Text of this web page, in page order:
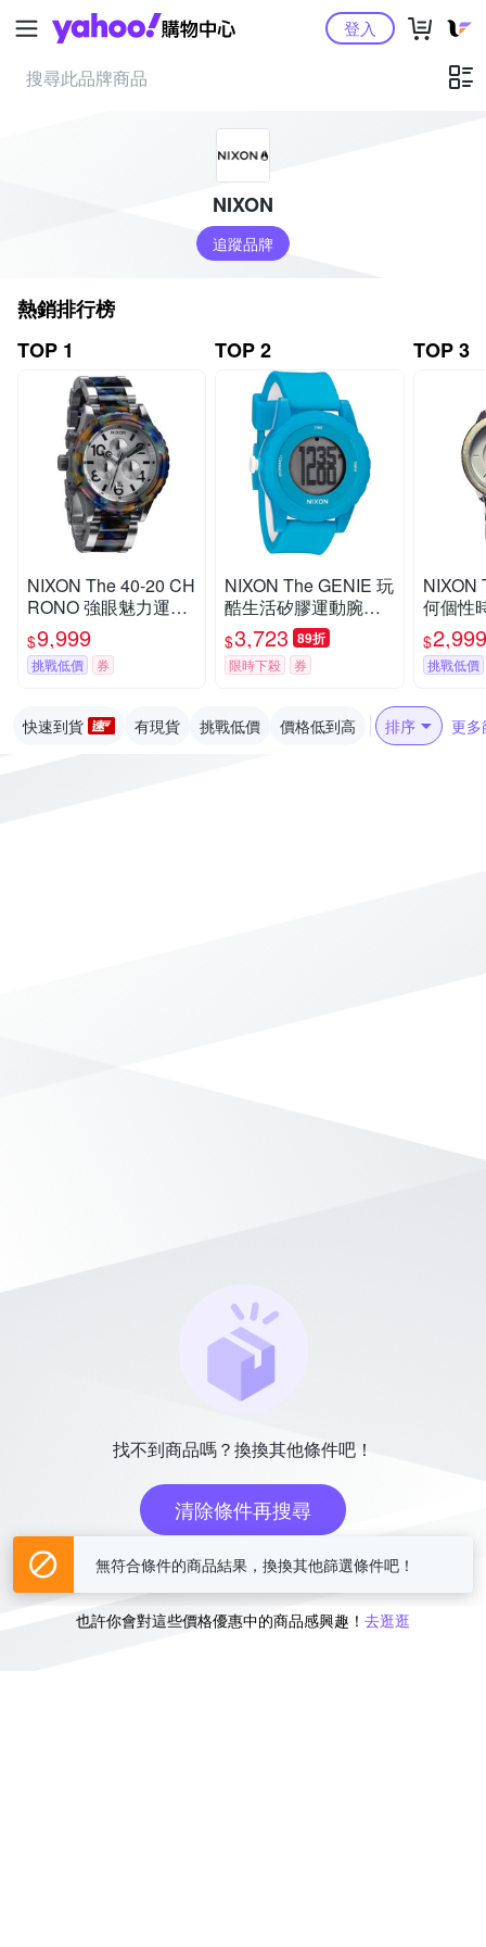
Yahoo購物中心登入
NIXON
追蹤品牌
熱銷排行榜
TOP 1
NIXON The 40-20 CH
RONO 強眼魅力運動
腕錶-鋼帶-藍彩玳瑁-N
XA0371116
$9,999
挑戰低價 券
TOP 2
NIXON The GENIE 玩
酷生活矽膠運動腕錶-
藍-44mm
$3,723 89折
限時下殺 券
TOP 3
NIXON
何個性
銀-
m
$2,999
挑戰低價
快速到貨 有現貨 挑戰低價 價格低到高 排序 更多
找不到商品嗎？換換其他條件吧！
清除條件再搜尋
或
也許你會對這些價格優惠中的商品感興趣！ 去逛逛
無符合條件的商品結果，換換其他篩選條件吧！